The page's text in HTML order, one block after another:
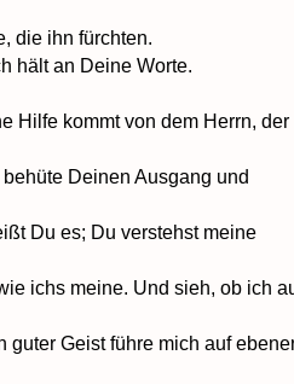
die ihn fürchten.
hält an Deine Worte.
Hilfe kommt von dem Herrn, der
Deinen Ausgang und
Du es; Du verstehst meine
ichs meine. Und sieh, ob ich
guter Geist führe mich auf